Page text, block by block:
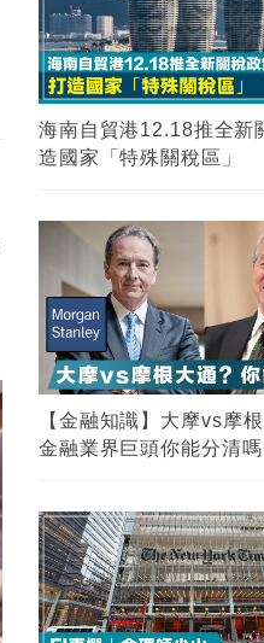
海南自貿港12.18推全新
造國家「特殊關稅區」
【金融知識】大摩vs摩
金融業界巨頭你能分清嗎